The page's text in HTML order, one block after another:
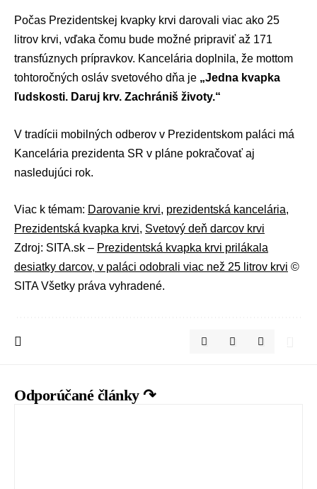
Počas Prezidentskej kvapky krvi darovali viac ako 25
litrov krvi, vďaka čomu bude možné pripraviť až 171
transfúznych prípravkov. Kancelária doplnila, že mottom
tohtoročných osláv svetového dňa je „Jedna kvapka
ľudskosti. Daruj krv. Zachrániš životy.“
V tradícii mobilných odberov v Prezidentskom paláci má
Kancelária prezidenta SR v pláne pokračovať aj
nasledujúci rok.
Viac k témam: Darovanie krvi, prezidentská kancelária,
Prezidentská kvapka krvi, Svetový deň darcov krvi
Zdroj: SITA.sk – Prezidentská kvapka krvi prilákala
desiatky darcov, v paláci odobrali viac než 25 litrov krvi ©
SITA Všetky práva vyhradené.
Odporúčané články ↷